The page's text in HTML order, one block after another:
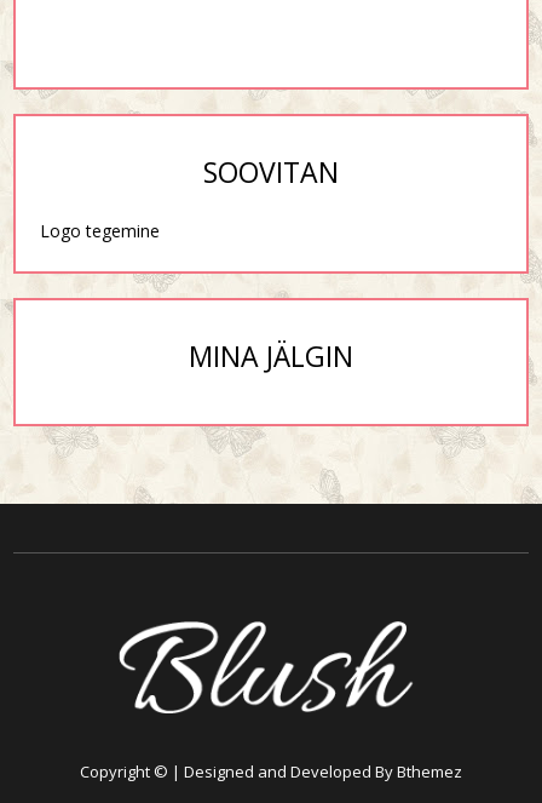
SOOVITAN
Logo tegemine
MINA JÄLGIN
Copyright © | Designed and Developed By Bthemez